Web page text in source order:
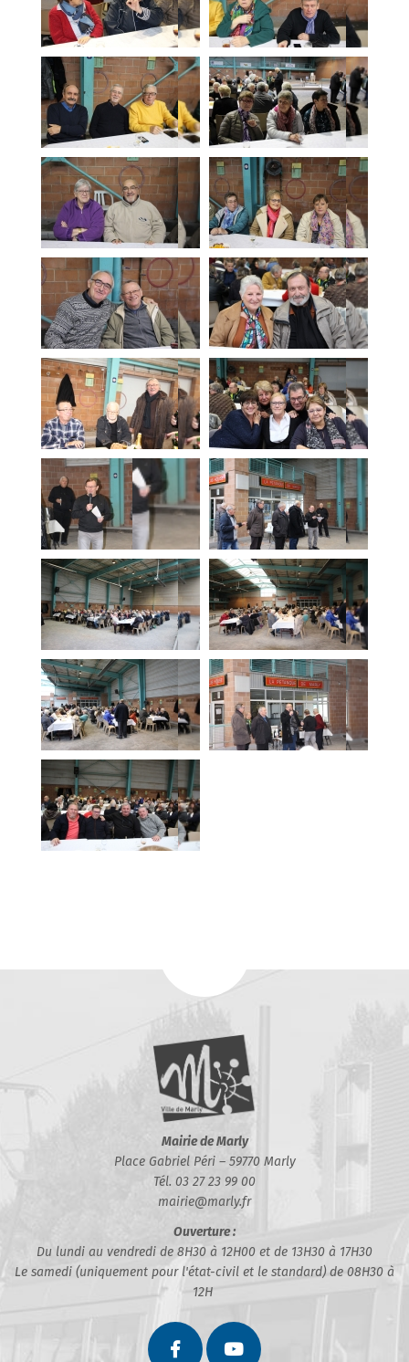
Mairie de Marly
Place Gabriel Péri – 59770 Marly
Tél. 03 27 23 99 00
mairie@marly.fr
Ouverture :
Du lundi au vendredi de 8H30 à 12H00 et de 13H30 à 17H30
Le samedi (uniquement pour l'état-civil et le standard) de 08H30 à
12H